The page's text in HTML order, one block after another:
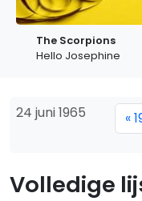
The Scorpions
Hello Josephine
24 juni 1965 «
Volledige